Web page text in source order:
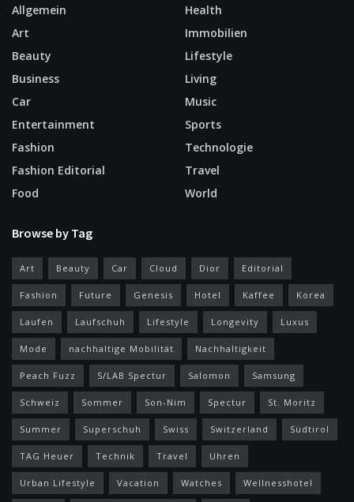
Allgemein
Art
Beauty
Business
Car
Entertainment
Fashion
Fashion Editorial
Food
Health
Immobilien
Lifestyle
Living
Music
Sports
Technologie
Travel
World
Browse by Tag
Art Beauty Car Cloud Dior Editorial
Fashion Future Genesis Hotel Kaffee Korea
Laufen Laufschuh Lifestyle Longevity Luxus
Mode nachhaltige Mobilität Nachhaltigkeit
Peach Fuzz S/LAB Spectur Salomon Samsung
Schweiz Sommer Son-Nim Spectur St. Moritz
Summer Superschuh Swiss Switzerland Südtirol
TAG Heuer Technik Travel Uhren
Urban Lifestyle Vacation Watches Wellnesshotel